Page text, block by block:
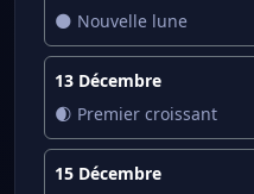
🌑 Nouvelle lune
13 Décembre
🌒 Premier croissant
15 Décembre